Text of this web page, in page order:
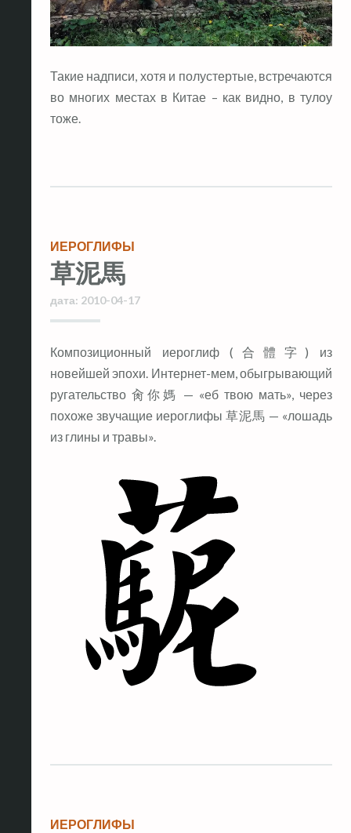
Такие надписи, хотя и полустертые, встречаются
во многих местах в Китае – как видно, в тулоу
тоже.
ИЕРОГЛИФЫ
草泥馬
дата: 2010-04-17
Композиционный иероглиф (合體字) из
новейшей эпохи. Интернет-мем, обыгрывающий
ругательство 肏你媽 — «еб твою мать», через
похоже звучащие иероглифы 草泥馬 — «лошадь
из глины и травы».
ИЕРОГЛИФЫ